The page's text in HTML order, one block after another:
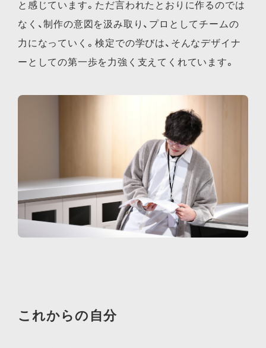
と感じています。ただ言われたとおりに作るのでは
なく、制作の意図を汲み取り、プロとしてチームの
力になっていく。検定での学びは、そんなデザイナ
ーとしての第一歩を力強く支えてくれています。
これからの自分